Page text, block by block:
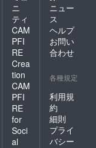
後にお
送りし
ます。
ニ
ティ
CAM
PFI
RE
Crea
tion
CAM
PFI
RE
for
Soci
al
ニュー
ス
ヘルプ
お問い
合わせ
各種規定
利用規
約
細則
プライ
バシー